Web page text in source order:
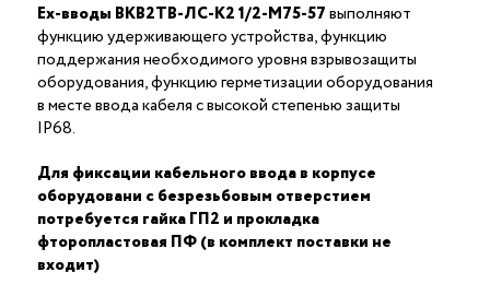
Ex-вводы ВКВ2ТВ-ЛС-К2 1/2-М75-57выполняют
функцию удерживающего устройства, функцию
поддержания необходимого уровня взрывозащиты
оборудования, функцию герметизации оборудования
в месте ввода кабеля с высокой степенью защиты
IP68.
Для фиксации кабельного ввода в корпусе
оборудовани с безрезьбовым отверстием
потребуется гайка ГП2 и прокладка
фторопластовая ПФ (в комплект поставки не
входит)